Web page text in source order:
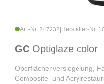
Art.-Nr. 247232 Hersteller-Nr.
GC Optiglaze color
Oberflächenversiegelung,
Composite- und